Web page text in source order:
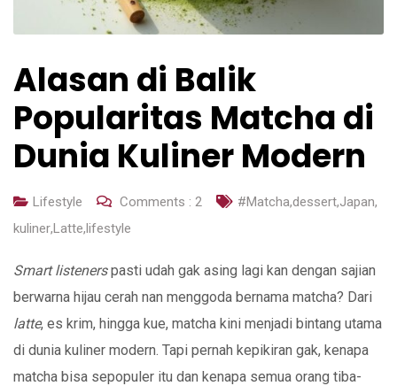
Alasan di Balik
Popularitas Matcha di
Dunia Kuliner Modern
Lifestyle Comments : 2 #Matcha,dessert,Japan,
kuliner,Latte,lifestyle
Smart listenerspasti udah gak asing lagi kan dengan sajian
berwarna hijau cerah nan menggoda bernama matcha? Dari
latte, es krim, hingga kue, matcha kini menjadi bintang utama
di dunia kuliner modern. Tapi pernah kepikiran gak, kenapa
matcha bisa sepopuler itu dan kenapa semua orang tiba-